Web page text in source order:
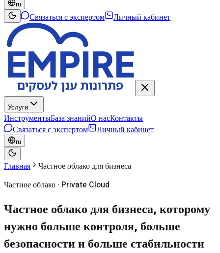
ru
Связаться с экспертом Личный кабинет
Услуги
ИнструментыБаза знанийО насКонтакты
Связаться с экспертом
Личный кабинет
ru
Главная Частное облако для бизнеса
Частное облако · Private Cloud
Частное облако для бизнеса, которому
нужно больше контроля, больше
безопасности и больше стабильности